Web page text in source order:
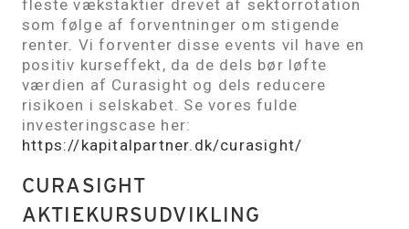
fleste vækstaktier drevet af sektorrotation
som følge af forventninger om stigende
renter. Vi forventer disse events vil have en
positiv kurseffekt, da de dels bør løfte
værdien af Curasight og dels reducere
risikoen i selskabet. Se vores fulde
investeringscase her:
https://kapitalpartner.dk/curasight/
CURASIGHT
AKTIEKURSUDVIKLING